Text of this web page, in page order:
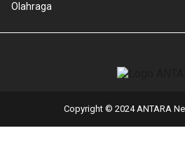
Olahraga
Copyright © 2024 ANTARA